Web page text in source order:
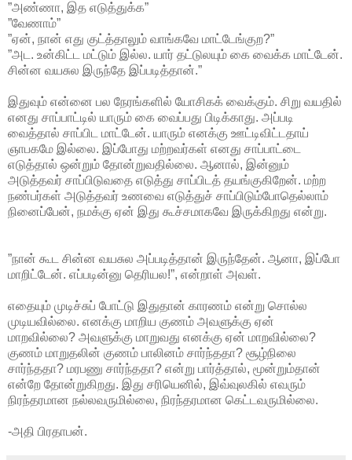
”அண்ணா, இத எடுத்துக்க”
”வேணாம்”
”ஏன், நான் எது குட்த்தாலும் வாங்கவே மாட்டேங்குற?”
”அட. உன்கிட்ட மட்டும் இல்ல. யார் தட்டுலயும் கை வைக்க மாட்டேன்.
சின்ன வயசுல இருந்தே இப்படித்தான்.”
இதுவும் என்னை பல நேரங்களில் யோசிகக் வைக்கும். சிறு வயதில்
எனது சாப்பாட்டில் யாரும் கை வைப்பது பிடிக்காது. அப்படி
வைத்தால் சாப்பிட மாட்டேன். யாரும் எனக்கு ஊட்டிவிட்டதாய்
ஞாபகமே இல்லை. இப்போது மற்றவர்கள் எனது சாப்பாட்டை
எடுத்தால் ஒன்றும் தோன்றுவதில்லை. ஆனால், இன்னும்
அடுத்தவர் சாப்பிடுவதை எடுத்து சாப்பிடத் தயங்குகிறேன். மற்ற
நண்பர்கள் அடுத்தவர் உணவை எடுத்துச் சாப்பிடும்போதெல்லாம்
நினைப்பேன், நமக்கு ஏன் இது கூச்சமாகவே இருக்கிறது என்று.
”நான் கூட சின்ன வயசுல அப்படித்தான் இருந்தேன். ஆனா, இப்போ
மாறிட்டேன். எப்படின்னு தெரியல!”, என்றாள் அவள்.
எதையும் முடிச்சுப் போட்டு இதுதான் காரணம் என்று சொல்ல
முடியவில்லை. எனக்கு மாறிய குணம் அவளுக்கு ஏன்
மாறவில்லை? அவளுக்கு மாறுவது எனக்கு ஏன் மாறவில்லை?
குணம் மாறுதலின் குணம் பாலினம் சார்ந்ததா? சூழ்நிலை
சார்ந்ததா? மரபணு சார்ந்ததா? என்று பார்த்தால், மூன்றும்தான்
என்றே தோன்றுகிறது. இது சரியெனில், இவ்வுலகில் எவரும்
நிரந்தரமான நல்லவருமில்லை, நிரந்தரமான கெட்டவருமில்லை.
-அதி பிரதாபன்.